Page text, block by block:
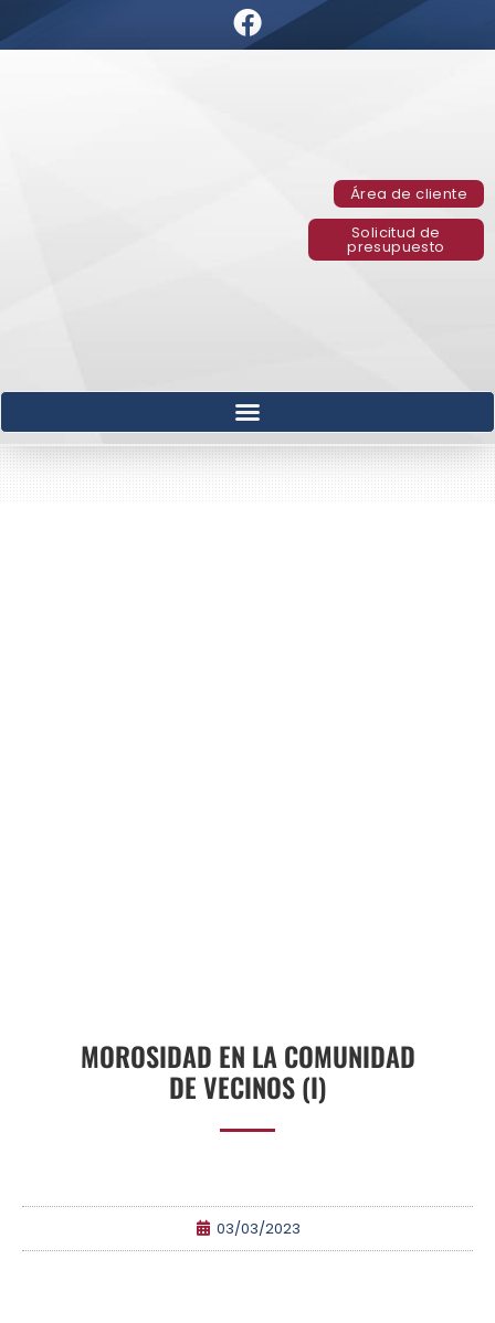
Área de cliente
Solicitud de
presupuesto
MOROSIDAD EN LA COMUNIDAD
DE VECINOS (I)
03/03/2023